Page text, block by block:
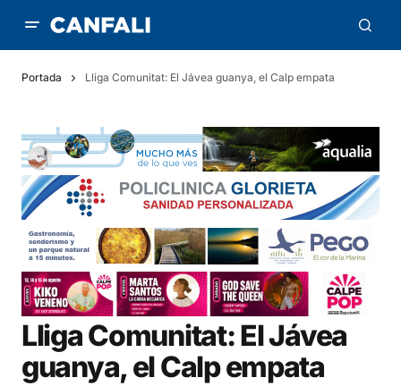
Portada Lliga Comunitat: El Jávea guanya, el Calp empata
Lliga Comunitat: El Jávea
guanya, el Calp empata